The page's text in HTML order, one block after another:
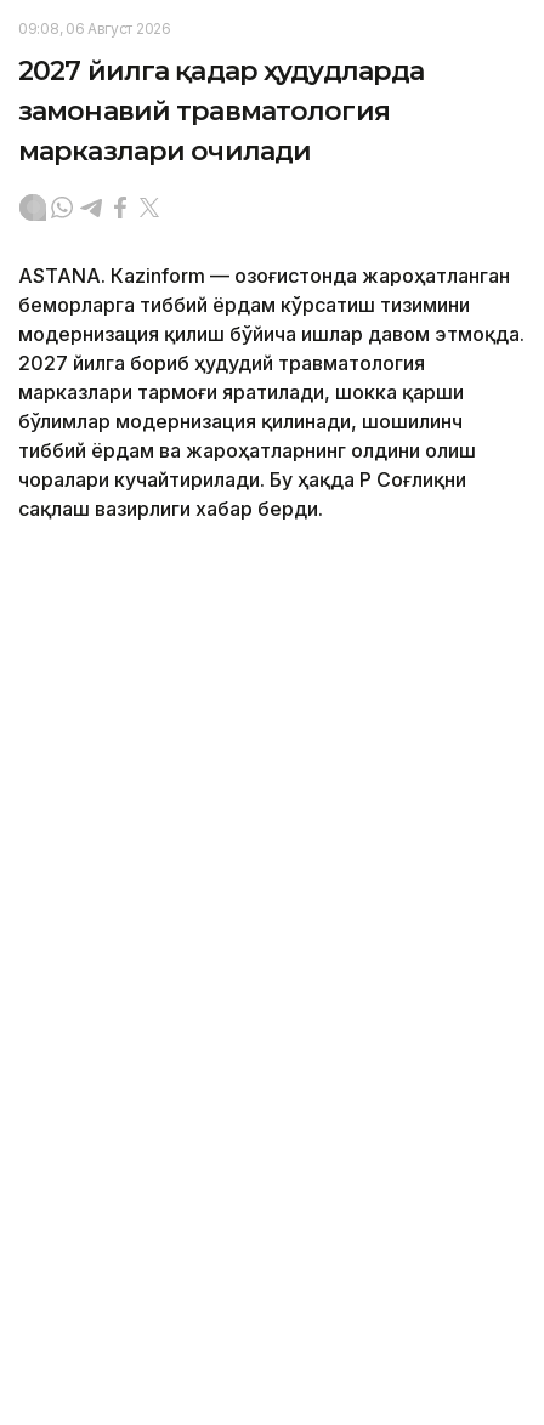
09:08, 06 Август 2026
2027 йилга қадар ҳудудларда
замонавий травматология
марказлари очилади
ASTANА. Кazinform — Қозоғистонда жароҳатланган
беморларга тиббий ёрдам кўрсатиш тизимини
модернизация қилиш бўйича ишлар давом этмоқда.
2027 йилга бориб ҳудудий травматология
марказлари тармоғи яратилади, шокка қарши
бўлимлар модернизация қилинади, шошилинч
тиббий ёрдам ва жароҳатларнинг олдини олиш
чоралари кучайтирилади. Бу ҳақда ҚР Соғлиқни
сақлаш вазирлиги хабар берди.